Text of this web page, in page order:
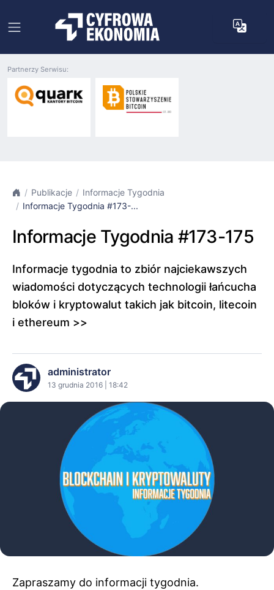
Partnerzy Serwisu:
Publikacje
Informacje Tygodnia
Informacje Tygodnia #173-...
Informacje Tygodnia #173-175
Informacje tygodnia to zbiór najciekawszych
wiadomości dotyczących technologii łańcucha
bloków i kryptowalut takich jak bitcoin, litecoin
i ethereum >>
administrator
13 grudnia 2016 | 18:42
Zapraszamy do informacji tygodnia.